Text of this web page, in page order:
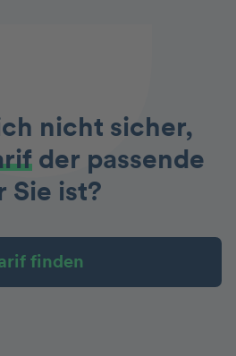
nicht sicher,
der passende
Sie ist?
finden